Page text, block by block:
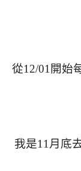
從12/01開始
我是11月底